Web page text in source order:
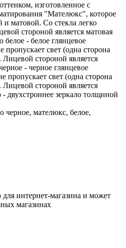
изготовленное с
"Мателюкс", которое
и матовой. Со стекла легко
стороной является матовая
- белое глянцевое
пропускает свет (одна сторона
Лицевой стороной является
- черное глянцевое
пропускает свет (одна сторона
Лицевой стороной является
- двухстроннее зеркало толщиной
черное, мателюкс, белое,
для интернет-магазина и может
магазинах